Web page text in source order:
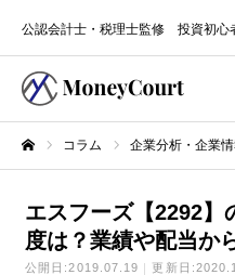
公認会計士・税理士監修 投資初心
コラム 企業分析・企業
エスフーズ【2292】
度は？業績や配当か
公開日:2019.07.19 更新日